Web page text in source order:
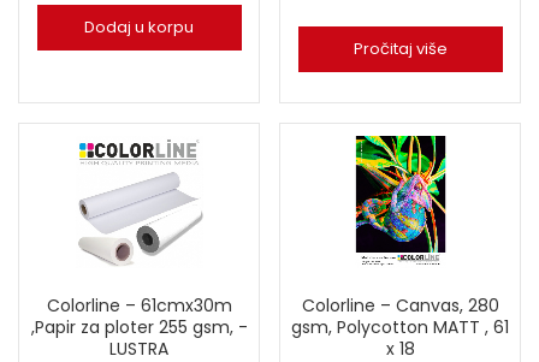
Dodaj u korpu
Pročitaj više
Colorline – 61cmx30m
,Papir za ploter 255 gsm, -
LUSTRA
Colorline – Canvas, 280
gsm, Polycotton MATT , 61
x 18